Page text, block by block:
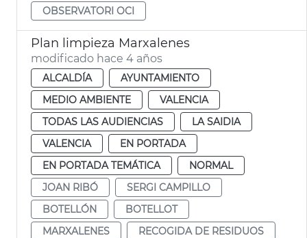
OBSERVATORI OCI
Plan limpieza Marxalenes
modificado hace 4 años
ALCALDÍA
AYUNTAMIENTO
MEDIO AMBIENTE
VALENCIA
TODAS LAS AUDIENCIAS
LA SAIDIA
VALENCIA
EN PORTADA
EN PORTADA TEMÁTICA
NORMAL
JOAN RIBÓ
SERGI CAMPILLO
BOTELLÓN
BOTELLOT
MARXALENES
RECOGIDA DE RESIDUOS